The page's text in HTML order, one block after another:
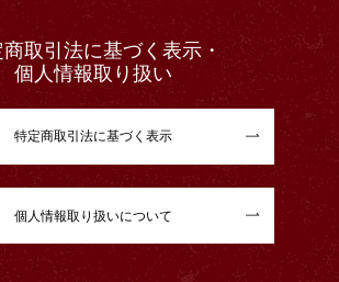
取引法に基づく表示・
個人情報取り扱い
特定商取引法に基づく表示
個人情報取り扱いについて